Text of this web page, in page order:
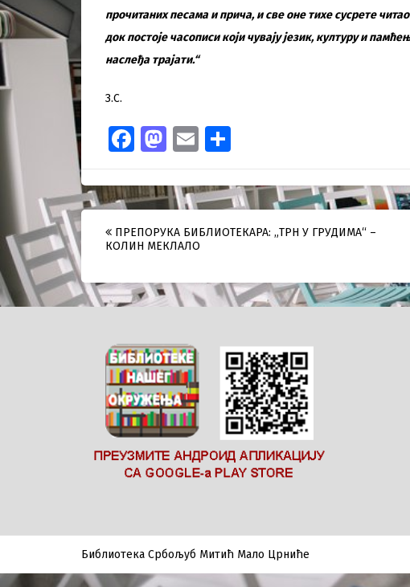
прочитаних песама и прича, и све оне тихе сусрете
док постоје часописи који чувају језик, културу и
наслеђа трајати.“
З.С.
Facebook
Mastodon
Email
Post
ПРЕПОРУКА БИБЛИОТЕКАРА: „ТРН У ГРУДИМА“ –
КОЛИН МЕКЛАЛО
Библиотека Србољуб Митић Мало Црниће